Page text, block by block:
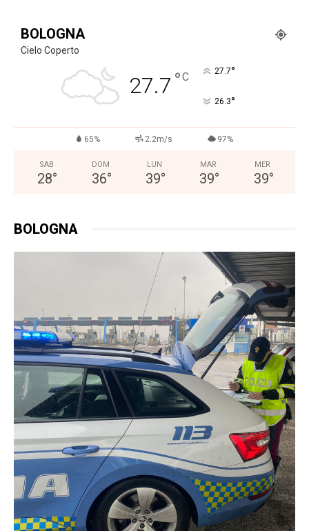
BOLOGNA
Cielo Coperto
27.7 °C 27.7°
26.3°
65% 2.2m/s 97%
SAB
28°
DOM
36°
LUN
39°
MAR
39°
MER
39°
BOLOGNA